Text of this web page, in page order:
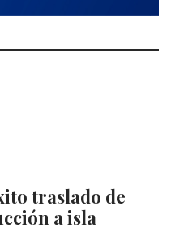
traslado de
a isla